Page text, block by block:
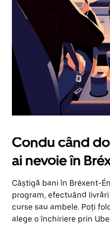
în
jos.
Închide
calendarul
apăsând
pe
butonul
Escape.
Condu când
ai nevoie în
Câștigă bani în Bréxent-
program, efectuând
curse sau ambele. Poți
alege o închiriere prin